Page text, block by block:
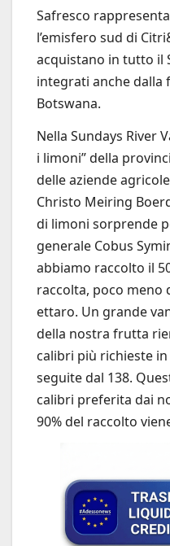
Safresco
l’emisfero sud di
acquistano in tutto il
integrati anche
Botswana.
Nella Sundays River
i limoni” della
delle aziende
Christo Meiring
di limoni sorprende
generale Cobus
abbiamo raccolto il
raccolta, poco meno
ettaro. Un grande
della nostra frutta
calibri più richieste in
seguite dal 138.
calibri preferita dai
90% del raccolto